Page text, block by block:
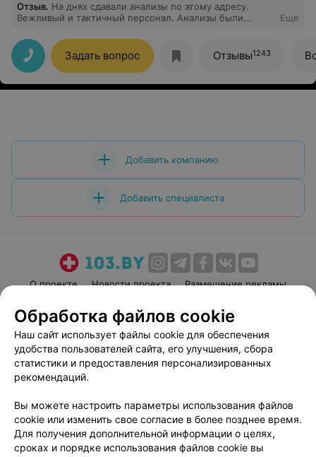
Отзыв. На днях сдавали анализы по этому адресу.
Вежливый и тактичный персонал. Анализы были
Еще
Задать вопрос Отзывы1243
Добавить компанию
Добавить специалиста
О проекте Новости проекта
Размещение рекламы
Пользовательское соглашение
Способы оплаты
Вакансии
Партнеры
Написать руководителю 103.by
Персональные настройки cookie
Обработка персональных данных
Обработка файлов cookie
Наш сайт использует файлы cookie для обеспечения
удобства пользователей сайта, его улучшения, сбора
статистики и предоставления персонализированных
рекомендаций.
Вы можете настроить параметры использования файлов
cookie или изменить свое согласие в более позднее время.
Для получения дополнительной информации о целях,
сроках и порядке использования файлов cookie вы